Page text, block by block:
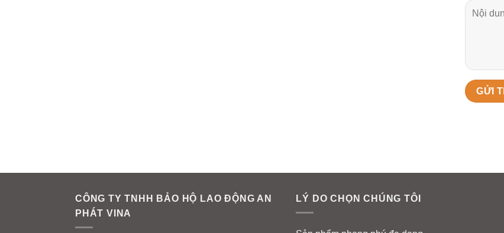
CÔNG TY TNHH BẢO HỘ LAO ĐỘNG AN
PHÁT VINA
LÝ DO CHỌN CHÚNG TÔI